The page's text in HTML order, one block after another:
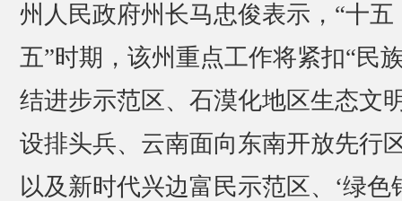
州人民政府州长马忠俊表示，“十五
五”时期，该州重点工作将紧扣“民
结进步示范区、石漠化地区生态文
设排头兵、云南面向东南开放先行
以及新时代兴边富民示范区、‘绿色